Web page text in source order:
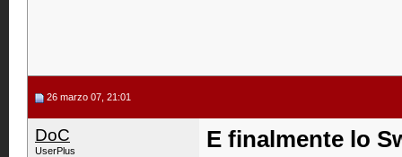
26 marzo 07, 21:01
DoC
UserPlus E finalmente lo